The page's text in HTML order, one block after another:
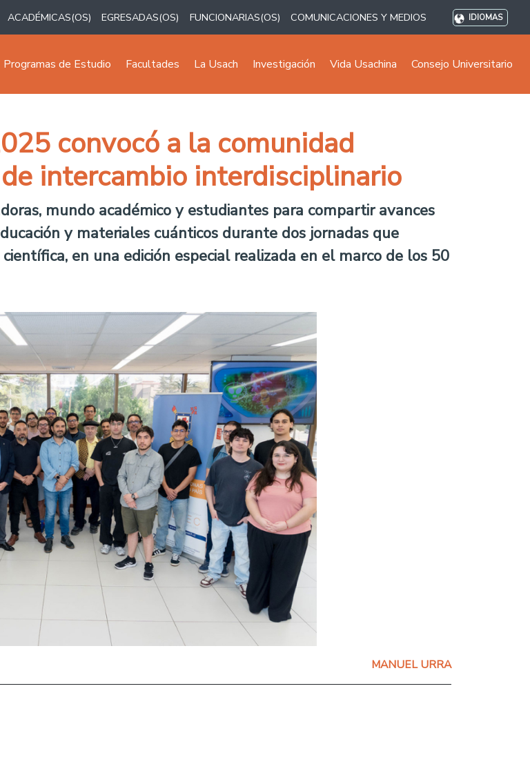
ACADÉMICAS(OS) EGRESADAS(OS) FUNCIONARIAS(OS) COMUNICACIONES Y MEDIOS IDIOMAS
Programas de Estudio Facultades La Usach Investigación Vida Usachina Consejo Universitario
convocó a la comunidad
intercambio interdisciplinario
mundo académico y estudiantes para compartir avances
y materiales cuánticos durante dos jornadas que
en una edición especial realizada en el marco de los 50
MANUEL URRA